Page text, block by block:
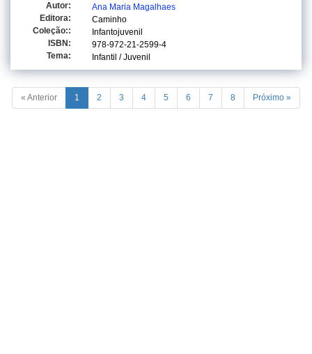
Autor:
Ana Maria Magalhaes
Editora:
Caminho
Coleção::
Infantojuvenil
ISBN:
978-972-21-2599-4
Tema:
Infantil / Juvenil
« Anterior 1 2 3 4 5 6 7 8 Próximo »